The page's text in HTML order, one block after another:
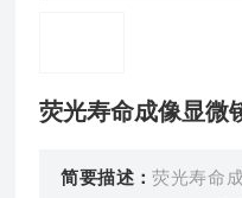
荧光寿命成像显微
简要描述：荧光寿命